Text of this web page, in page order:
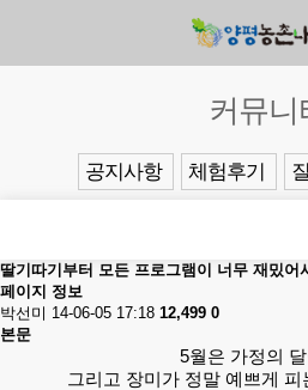
커뮤니
공지사항 체험후기
딸기따기부터 모든 프로그램이 너무 재밌어
페이지 정보
박선미 14-06-05 17:18 12,499 0
본문
5월은 가정의
그리고 장미가 정말 예쁘게